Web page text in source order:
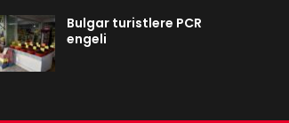
Bulgar turistlere PCR
engeli